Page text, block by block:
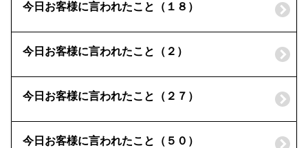
今日お客様に言われたこと（１８）
今日お客様に言われたこと（２）
今日お客様に言われたこと（２７）
今日お客様に言われたこと（５０）